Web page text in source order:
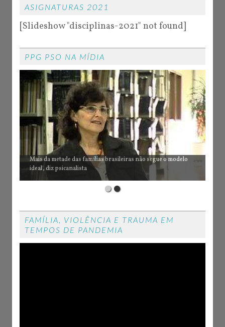
ASIGNATURAS 2021
[Slideshow "disciplinas-2021" not found]
PPG PSO NA MÍDIA
Mais da metade das famílias brasileiras não segue o modelo
ideal', diz psicanalista
FAMÍLIA, VIOLÊNCIA E TRAUMA EM
TEMPOS DE PANDEMIA